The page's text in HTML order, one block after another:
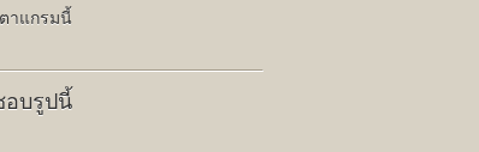
าแกรมนี้
อบรูปนี้